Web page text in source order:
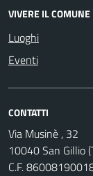
VIVERE IL COMUNE
Luoghi
Eventi
CONTATTI
Via Musinè , 32
10040 San Gillio
C.F.